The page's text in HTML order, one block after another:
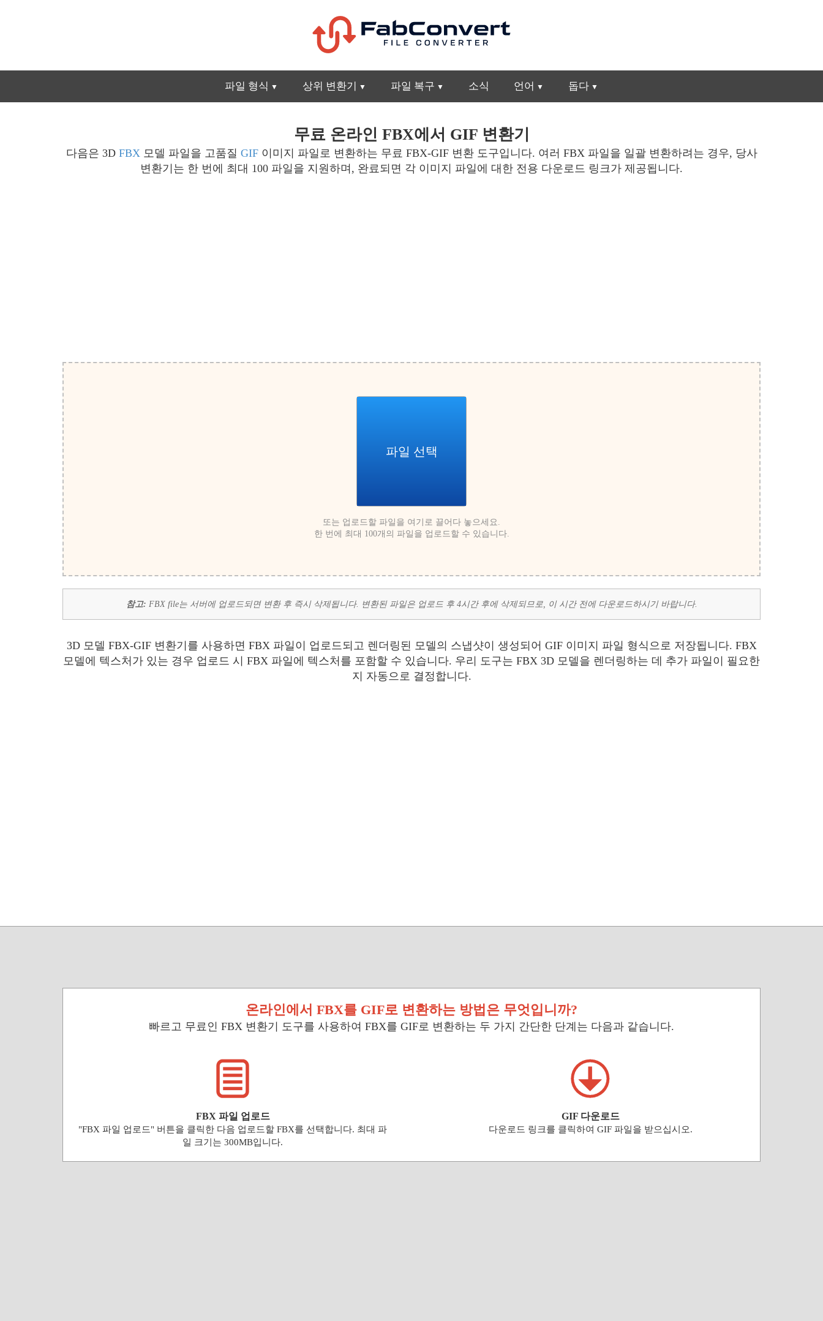
파일 형식 상위 변환기 파일 복구 소식 언어 돕다
무료 온라인 FBX에서 GIF 변환기
다음은 3D FBX모델 파일을 고품질 GIF이미지 파일로 변환하는 무료 FBX-GIF 변환 도구입니다. 여러 FBX 파일을 일괄 변환하려는 경우, 당사
변환기는 한 번에 최대 100 파일을 지원하며, 완료되면 각 이미지 파일에 대한 전용 다운로드 링크가 제공됩니다.
파일 선택
또는 업로드할 파일을 여기로 끌어다 놓으세요.
한 번에 최대 100개의 파일을 업로드할 수 있습니다.
참고: FBX file는 서버에 업로드되면 변환 후 즉시 삭제됩니다. 변환된 파일은 업로드 후 4시간 후에 삭제되므로, 이 시간 전에 다운로드하시기 바랍니다.
3D 모델 FBX-GIF 변환기를 사용하면 FBX 파일이 업로드되고 렌더링된 모델의 스냅샷이 생성되어 GIF 이미지 파일 형식으로 저장됩니다. FBX
모델에 텍스처가 있는 경우 업로드 시 FBX 파일에 텍스처를 포함할 수 있습니다. 우리 도구는 FBX 3D 모델을 렌더링하는 데 추가 파일이 필요한
지 자동으로 결정합니다.
온라인에서 FBX를 GIF로 변환하는 방법은 무엇입니까?
빠르고 무료인 FBX 변환기 도구를 사용하여 FBX를 GIF로 변환하는 두 가지 간단한 단계는 다음과 같습니다.
FBX 파일 업로드
"FBX 파일 업로드" 버튼을 클릭한 다음 업로드할 FBX를 선택합니다. 최대 파
일 크기는 300MB입니다.
GIF 다운로드
다운로드 링크를 클릭하여 GIF 파일을 받으십시오.